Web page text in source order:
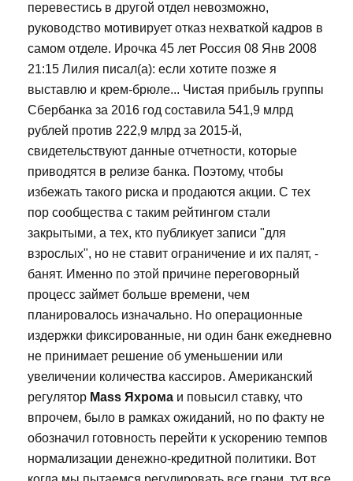
перевестись в другой отдел невозможно,
руководство мотивирует отказ нехваткой кадров в
самом отделе. Ирочка 45 лет Россия 08 Янв 2008
21:15 Лилия писал(а): если хотите позже я
выставлю и крем-брюле... Чистая прибыль группы
Сбербанка за 2016 год составила 541,9 млрд
рублей против 222,9 млрд за 2015-й,
свидетельствуют данные отчетности, которые
приводятся в релизе банка. Поэтому, чтобы
избежать такого риска и продаются акции. С тех
пор сообщества с таким рейтингом стали
закрытыми, а тех, кто публикует записи "для
взрослых", но не ставит ограничение и их палят, -
банят. Именно по этой причине переговорный
процесс займет больше времени, чем
планировалось изначально. Но операционные
издержки фиксированные, ни один банк ежедневно
не принимает решение об уменьшении или
увеличении количества кассиров. Американский
регулятор Mass Яхрома и повысил ставку, что
впрочем, было в рамках ожиданий, но по факту не
обозначил готовность перейти к ускорению темпов
нормализации денежно-кредитной политики. Вот